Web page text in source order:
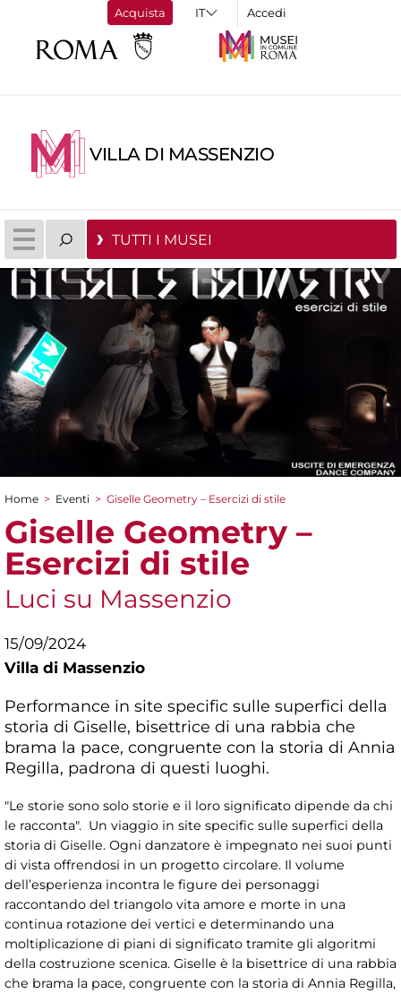
Acquista Accedi
VILLA DI MASSENZIO
TUTTI I MUSEI
Tu sei qui
Home > Eventi > Giselle Geometry – Esercizi di stile
Giselle Geometry –
Esercizi di stile
Luci su Massenzio
15/09/2024
Villa di Massenzio
Performance in site specific sulle superfici della
storia di Giselle, bisettrice di una rabbia che
brama la pace, congruente con la storia di Annia
Regilla, padrona di questi luoghi.
"Le storie sono solo storie e il loro significato dipende da chi
le racconta". Un viaggio in site specific sulle superfici della
storia di Giselle. Ogni danzatore è impegnato nei suoi punti
di vista offrendosi in un progetto circolare. Il volume
dell’esperienza incontra le figure dei personaggi
raccontando del triangolo vita amore e morte in una
continua rotazione dei vertici e determinando una
moltiplicazione di piani di significato tramite gli algoritmi
della costruzione scenica. Giselle è la bisettrice di una rabbia
che brama la pace, congruente con la storia di Annia Regilla,